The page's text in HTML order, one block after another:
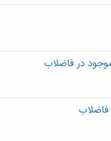
در فاضلاب